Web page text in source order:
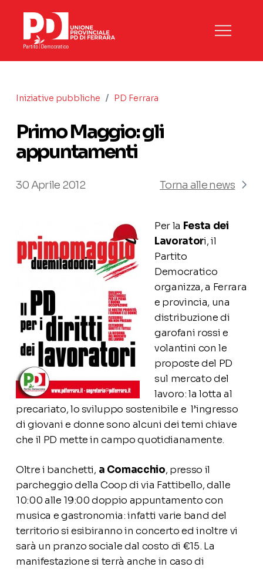
Iniziative pubbliche / PD Ferrara
Primo Maggio: gli
appuntamenti
30 Aprile 2012 Torna alle news
Per la Festa dei
Lavoratori, il
Partito
Democratico
organizza, a Ferrara
e provincia, una
distribuzione di
garofani rossi e
volantini con le
proposte del PD
sul mercato del
lavoro: la lotta al
precariato, lo sviluppo sostenibile e l’ingresso
di giovani e donne sono alcuni dei temi chiave
che il PD mette in campo quotidianamente.
Oltre i banchetti, a Comacchio, presso il
parcheggio della Coop di via Fattibello, dalle
10:00 alle 19:00 doppio appuntamento con
musica e gastronomia: infatti varie band del
territorio si esibiranno in concerto ed inoltre vi
sarà un pranzo sociale dal costo di €15. La
manifestazione si terrà anche in caso di